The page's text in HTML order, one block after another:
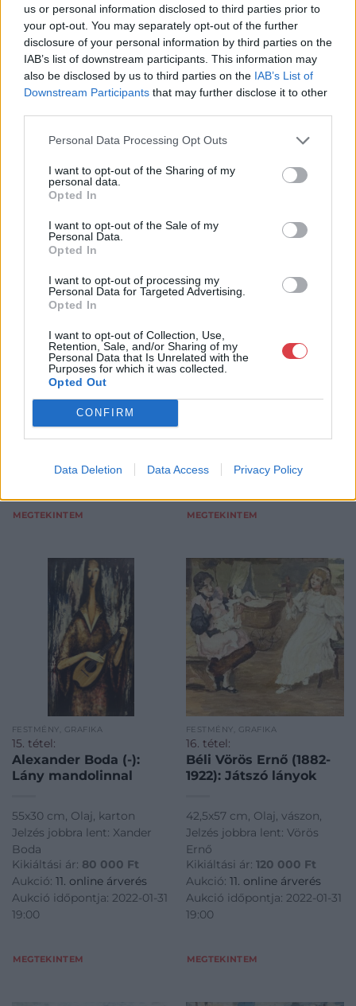
us or personal information disclosed to third parties prior to
your opt-out. You may separately opt-out of the further
disclosure of your personal information by third parties on the
IAB’s list of downstream participants. This information may
also be disclosed by us to third parties on the IAB’s List of
Downstream Participants that may further disclose it to other
Personal Data Processing Opt Outs
I want to opt-out of the Sharing of my
personal data.
Opted In
I want to opt-out of the Sale of my
Personal Data.
Opted In
I want to opt-out of processing my
Personal Data for Targeted Advertising.
Opted In
I want to opt-out of Collection, Use,
Retention, Sale, and/or Sharing of my
Personal Data that Is Unrelated with the
Purposes for which it was collected.
Opted Out
CONFIRM
Data Deletion Data Access Privacy Policy
Aukció időpontja: 2022-01-31
19:00
MEGTEKINTEM
Aukció időpontja: 2022-01-31
19:00
MEGTEKINTEM
FESTMÉNY, GRAFIKA
13. tétel:
Knopp Imre (1867-1945):
Lány akt
44x33,5 cm, Olaj, karton
Jelzés balra lent: Knopp
Imre
Kikiáltási ár:80 000Ft
Aukció:11. online árverés
MEGTEKINTEM
FESTMÉNY, GRAFIKA
14. tétel:
(1858-1938): Női portré
32x22 cm, Olaj karton, Jelzés
Kikiáltási ár:70 000Ft
Aukció:11. online árverés
19:00
MEGTEKINTEM
FESTMÉNY, GRAFIKA
15. tétel:
Alexander Boda (-):
Lány mandolinnal
55x30 cm, Olaj, karton
Jelzés jobbra lent: Xander
Boda
Kikiáltási ár: 80 000 Ft
Aukció: 11. online árverés
Aukció időpontja: 2022-01-31
19:00
MEGTEKINTEM
FESTMÉNY, GRAFIKA
16. tétel:
Béli Vörös Ernő (1882-
1922): Játszó lányok
42,5x57 cm, Olaj, vászon,
Jelzés jobbra lent: Vörös
Ernő
Kikiáltási ár: 120 000 Ft
Aukció: 11. online árverés
Aukció időpontja: 2022-01-31
19:00
MEGTEKINTEM